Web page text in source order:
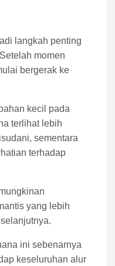
langkah penting
momen
bergerak ke
kecil pada
terlihat lebih
sementara
terhadap
yang lebih
ini sebenarnya
keseluruhan alur